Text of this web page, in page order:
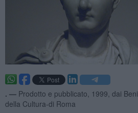
. — Prodotto e pubblicato, 1999, dai
della Cultura-di Roma